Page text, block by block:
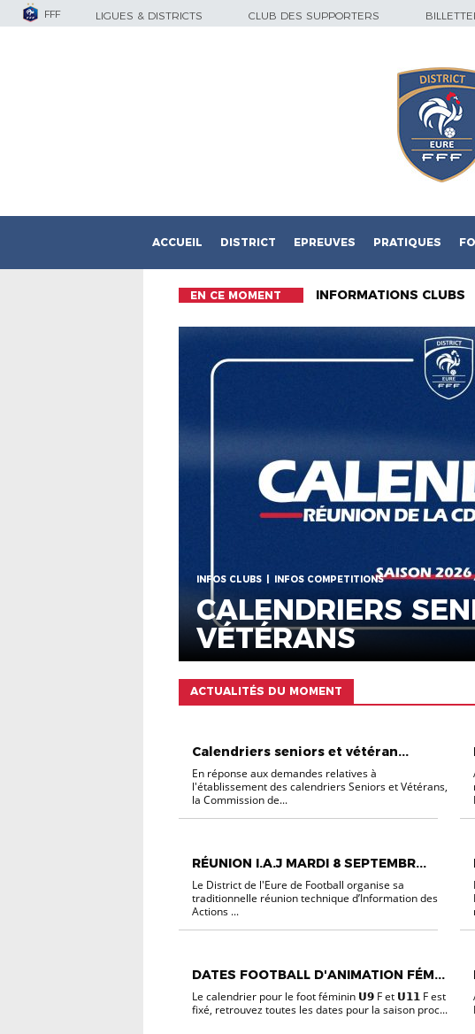
FFF LIGUES & DISTRICTS CLUB DES SUPPORTERS
ACCUEIL DISTRICT EPREUVES PRATIQUES
EN CE MOMENT INFORMATIONS CLUBS
INFOS CLUBS INFOS COMPETITIONS
CALENDRIERS
VÉTÉRANS
ACTUALITÉS DU MOMENT
Calendriers seniors et vétéran...
En réponse aux demandes relatives à
l'établissement des calendriers Seniors et Vétérans,
la Commission de...
RÉUNION I.A.J MARDI 8 SEPTEMBR...
Le District de l'Eure de Football organise sa
traditionnelle réunion technique d’Information des
Actions ...
DATES FOOTBALL D'ANIMATION FÉM...
Le calendrier pour le foot féminin 𝗨𝟵 F et 𝗨𝟭𝟭 F est
fixé, retrouvez toutes les dates pour la saison proc...